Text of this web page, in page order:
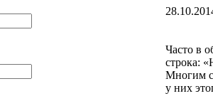
Часто в
строка:
Многим
у них